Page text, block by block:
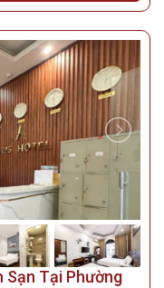
Sạn Tại Phường